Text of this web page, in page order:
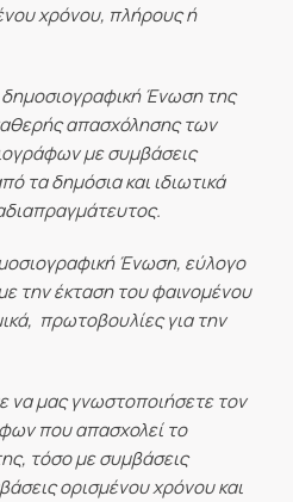
χρόνου, πλήρους ή
Ένωση της
απασχόλησης των
με συμβάσεις
τα δημόσια και ιδιωτικά
Ένωση, εύλογο
την έκταση του φαινομένου
πρωτοβουλίες για την
να μας γνωστοποιήσετε τον
που απασχολεί το
τόσο με συμβάσεις
ορισμένου χρόνου και